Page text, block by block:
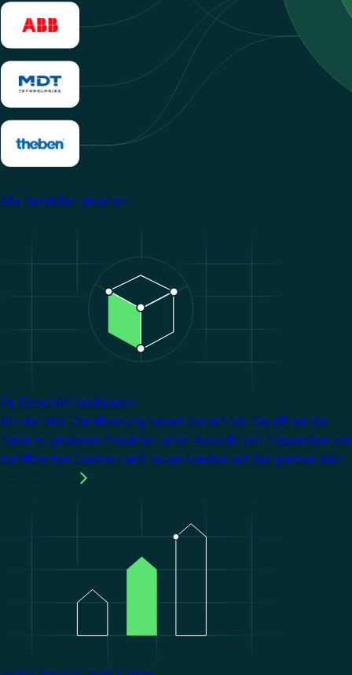
Alle Hersteller ansehen
Ihr Geschäft ausbauen
Mit der KNX Zertifizierung heben Sie sich ab. Sie öffnet die
Türen zu größeren Projekten, einer Auswahl von Tausenden von
zertifizierten Geräten und neuen Kunden auf der ganzen Welt.